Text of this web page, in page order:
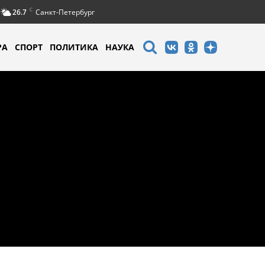
26.7 C Санкт-Петербург
СПОРТ ПОЛИТИКА НАУКА